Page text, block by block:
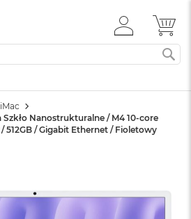
ZALOGUJ
SIĘ
iMac
Szkło Nanostrukturalne / M4 10-core
/ 512GB / Gigabit Ethernet / Fioletowy